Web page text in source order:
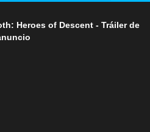
Heroes of Descent - Tráiler de